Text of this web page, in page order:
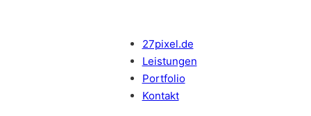
27pixel.de
Leistungen
Portfolio
Kontakt